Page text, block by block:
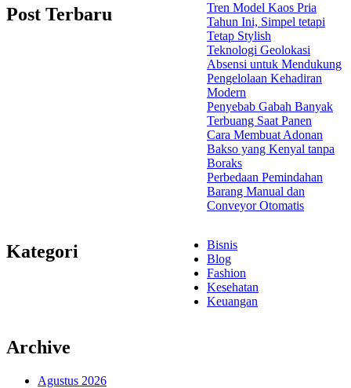
Post Terbaru
Tren Model Kaos Pria
Tahun Ini, Simpel tetapi
Tetap Stylish
Teknologi Geolokasi
Absensi untuk Mendukung
Pengelolaan Kehadiran
Modern
Penyebab Gabah Banyak
Terbuang Saat Panen
Cara Membuat Adonan
Bakso yang Kenyal tanpa
Boraks
Perbedaan Pemindahan
Barang Manual dan
Conveyor Otomatis
Kategori
Bisnis
Blog
Fashion
Kesehatan
Keuangan
Archive
Agustus 2026